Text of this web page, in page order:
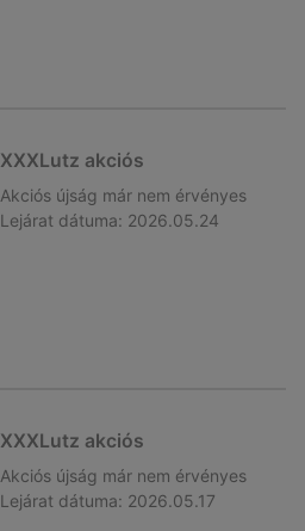
XXXLutz akciós
Akciós újság már nem érvényes
Lejárat dátuma: 2026.05.24
XXXLutz akciós
Akciós újság már nem érvényes
Lejárat dátuma: 2026.05.17